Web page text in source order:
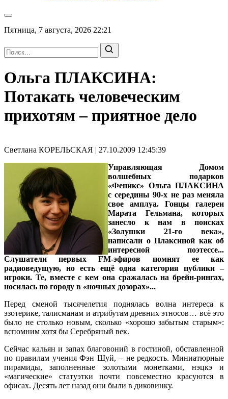
Пятница, 7 августа, 2026 22:21
Ольга ПЛАКСИНА:
Потакать человеческим
прихотям – приятное дело
Светлана КОРЕЛЬСКАЯ | 27.10.2009 12:45:39
Управляющая Домом
волшебных подарков
«Феникс» Ольга ПЛАКСИНА
с середины 90-х не раз меняла
свое амплуа. Гонцы галереи
Марата Гельмана, которых
занесло к нам в поисках
«Золушки 21-го века»,
написали о Плаксиной как об
интересной поэтессе...
Слушатели первых FM-эфиров помнят ее как
радиоведущую, но есть ещё одна категория публики –
игроки. Те, вместе с кем она сражалась на брейн-рингах,
носилась по городу в «ночных дозорах»...
Перед сменой тысячелетия поднялась волна интереса к
эзотерике, талисманам и атрибутам древних этносов… всё это
было не столько новым, сколько «хорошо забытым старым»:
вспомним хотя бы Серебряный век.
Сейчас кальян и запах благовоний в гостиной, обставленной
по правилам учения Фэн Шуй, – не редкость. Миниатюрные
пирамиды, заполненные золотыми монетками, нэцкэ и
«магические» статуэтки почти повсеместно красуются в
офисах. Десять лет назад они были в диковинку.